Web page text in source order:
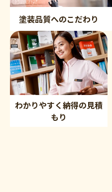
塗装品質へのこだわり
わかりやすく納得の見積
もり